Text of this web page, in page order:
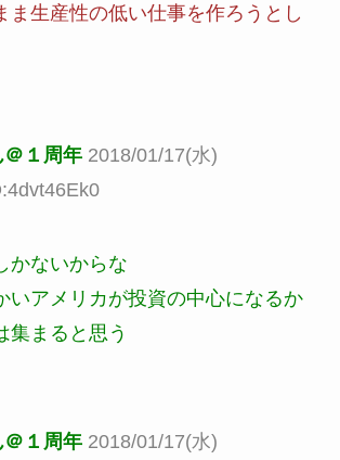
ま生産性の低い仕事を作ろうとし
１周年 2018/01/17(水)
かないからな
いアメリカが投資の中心になるか
集まると思う
１周年 2018/01/17(水)